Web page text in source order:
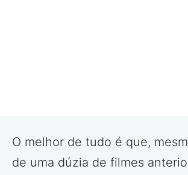
O melhor de tudo é que,
de uma dúzia de filmes